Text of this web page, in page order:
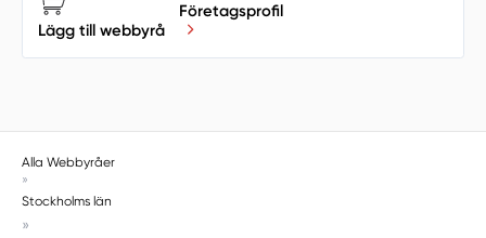
Lägg till webbyrå
Företagsprofil
Alla Webbyråer
»
Stockholms län
»